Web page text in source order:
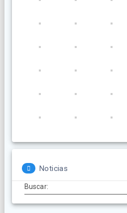
Noticias
Buscar: